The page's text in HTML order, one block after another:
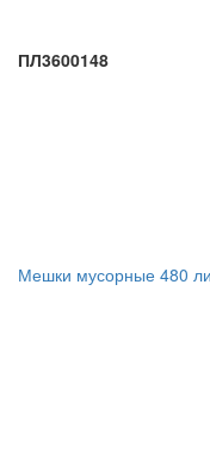
ПЛ3600148
Мешки мусорные 480